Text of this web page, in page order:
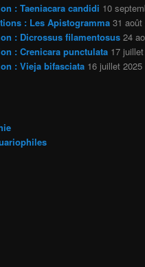
: Taeniacara candidi 10
: Les Apistogramma 31 août
: Dicrossus filamentosus 24
: Crenicara punctulata 17
: Vieja bifasciata 16 juillet 2025